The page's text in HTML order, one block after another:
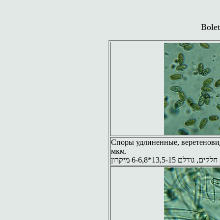
Споры удлиненные,
мкм.
13,5-15*6-6,8 מיקרון